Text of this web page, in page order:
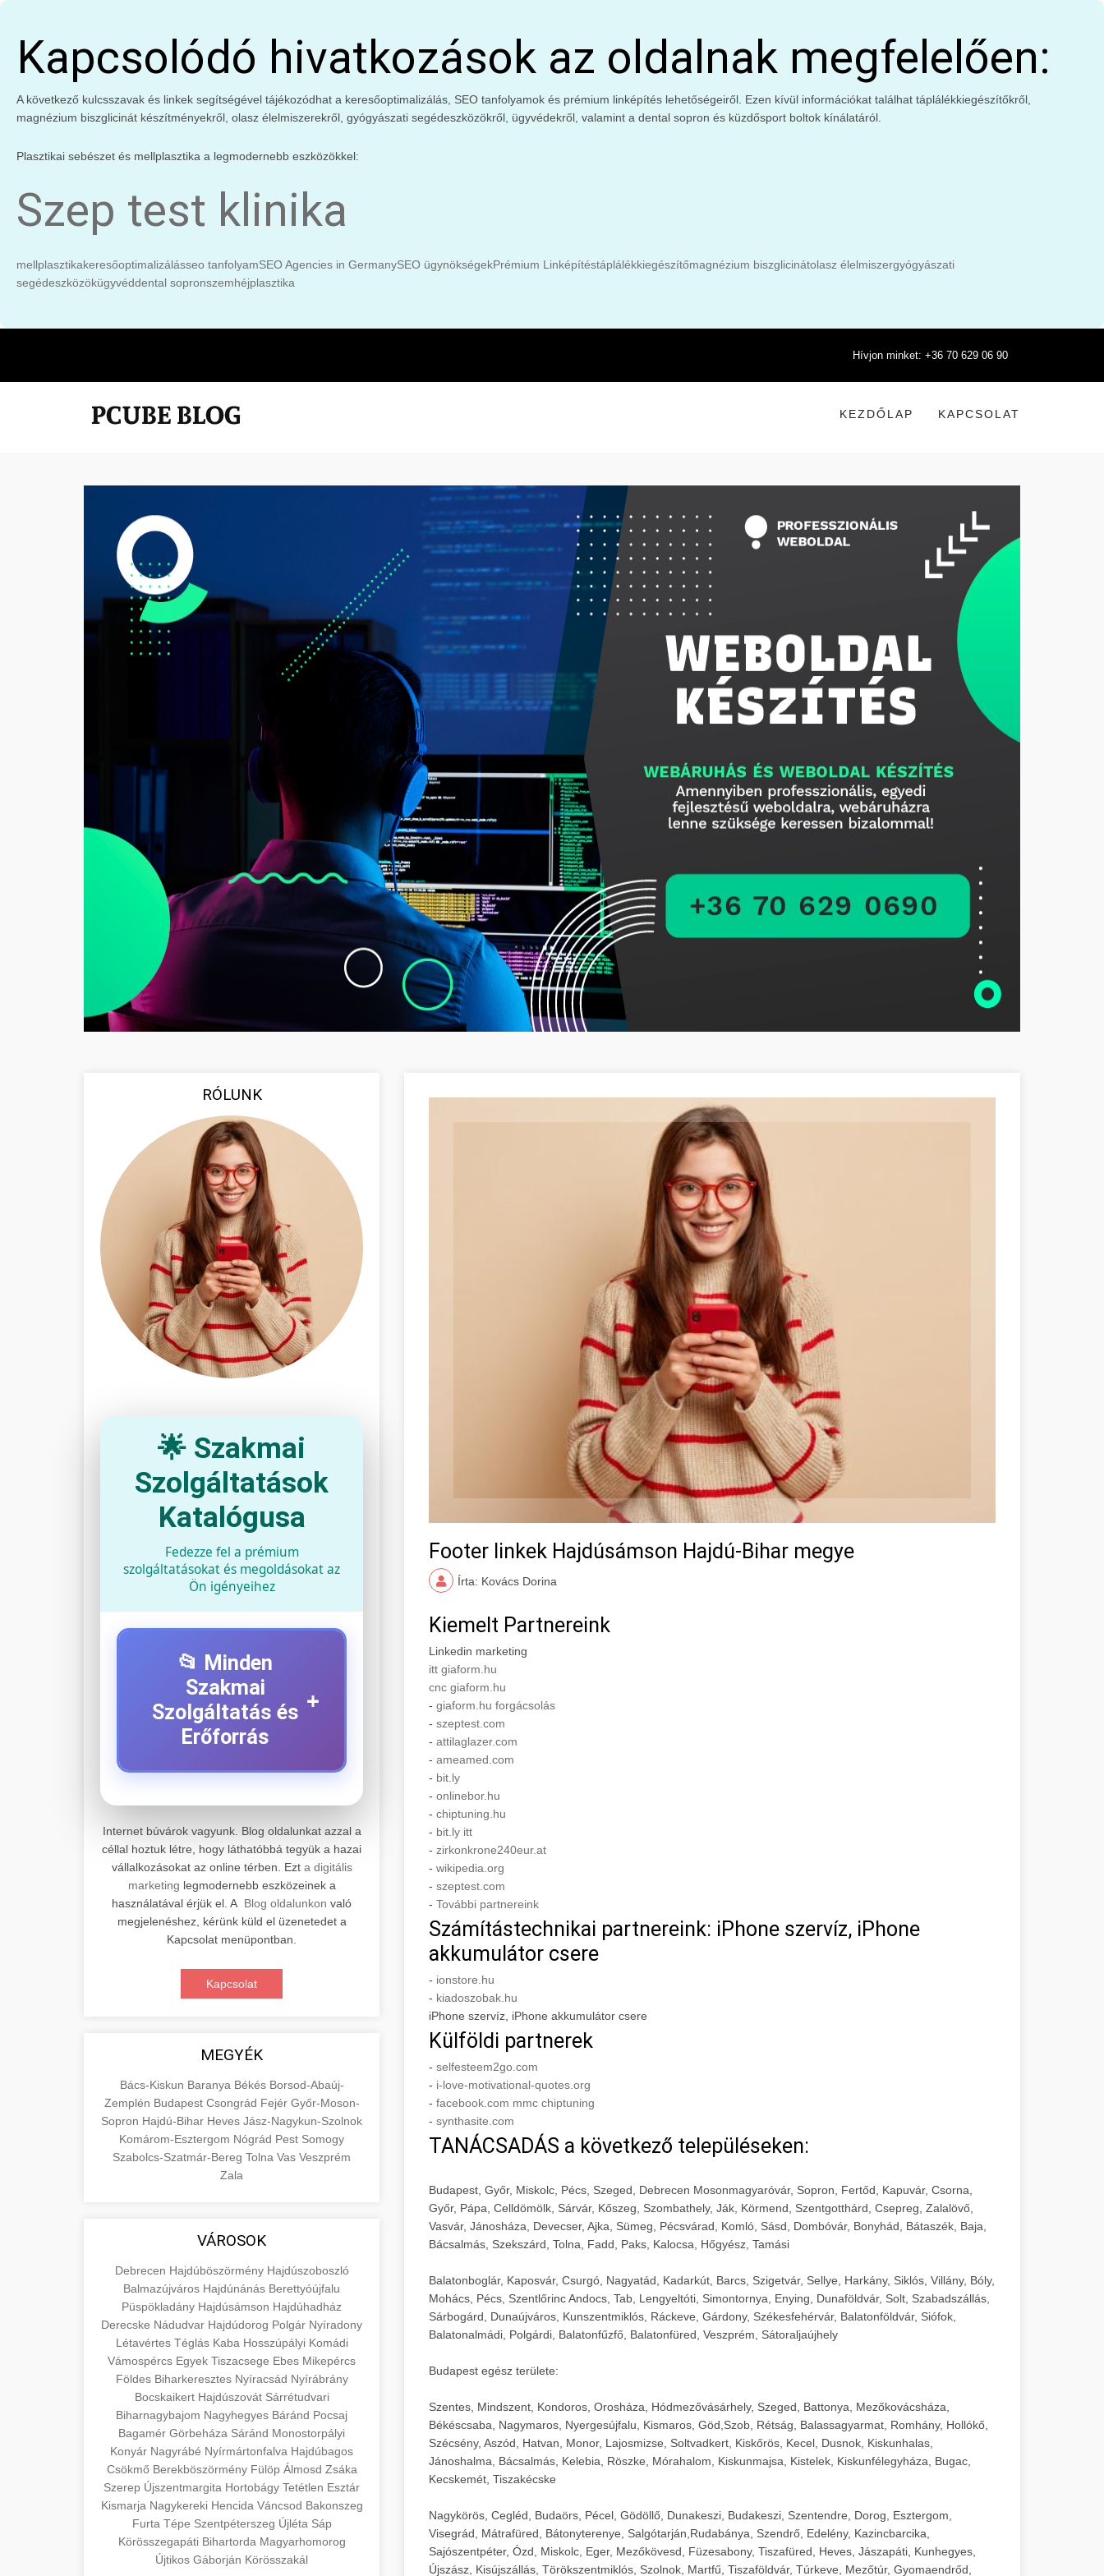
Kapcsolódó hivatkozások az oldalnak megfelelően:
A következő kulcsszavak és linkek segítségével tájékozódhat a keresőoptimalizálás, SEO tanfolyamok és prémium linképítés lehetőségeiről. Ezen kívül információkat találhat táplálékkiegészítőkről,
magnézium biszglicinát készítményekről, olasz élelmiszerekről, gyógyászati segédeszközökről, ügyvédekről, valamint a dental sopron és küzdősport boltok kínálatáról.
Plasztikai sebészet és mellplasztika a legmodernebb eszközökkel:
Szep test klinika
mellplasztikakeresőoptimalizálásseo tanfolyamSEO Agencies in GermanySEO ügynökségekPrémium Linképítéstáplálékkiegészítőmagnézium biszglicinátolasz élelmiszergyógyászati
segédeszközökügyvéddental sopronszemhéjplasztika
Hívjon minket: +36 70 629 06 90
KEZDŐLAP KAPCSOLAT
RÓLUNK
🌟 Szakmai
Szolgáltatások
Katalógusa
Fedezze fel a prémium
szolgáltatásokat és megoldásokat az
Ön igényeihez
📂 Minden
Szakmai
Szolgáltatás és
Erőforrás
+
+
Professzionális elektromos roller
javítási és karbantartási szolgáltatások.
Szakértő technikusaink minőségi
szervízt nyújtanak minden jelentős
márkához és modellhez.
Szervizközpont Látogatása
📊 2. Online Marketing
Ügynökség
+
Átfogó online marketing
közösségi média kezelést és digitális
hirdetéseket. Növekedés elérése
aimarketingugynokseg.hu
digitális ügynökségi szolgáltatások
🛴 3. Legjobb
Elektromos Roller
elektromos rollereket. Hasonlítsa össze
árakat megalapozott vásárlási
döntéshez.
Legjobb Modellek
Megtekintése
🔗 4. Prémium
Magas minőségű backlink beszerzési
szolgáltatások webhelye autoritásának
és keresőmotoros rangsorolásának
növeléséhez. Csak fehér kalapú
aimarketingugynokseg.hu
minőségi backlink szolgáltatás
📦 5. Termékek és
Szolgáltatások
+
fogalmait a közgazdaságtanban és az
üzleti életben. Ismerje meg a
terméktípusokat és szolgáltatási
kategóriákat.
en.wikipedia.org
gazdasági koncepciók
💶 6. EU-s Pénzek
Információk az EU finanszírozási
lehetőségeiről, pályázatokról és
pénzügyi támogatási programokról.
Maradjon tájékozott a vállalkozások és
projektek számára elérhető
forrásokról.
kozter.com - EU-s pénzek
EU pályázati programok
🚀 7. SEO Ügynökség +
Szakértő keresőmotor-optimalizálási
szolgáltatások webhelye
láthatóságának és organikus
forgalmának javításához. Technikai
SEO, tartalom optimalizálás és még sok
más.
onlinemarketing101.biz
keresési optimalizálási szakértők
💎 8. Mellplasztika +
Professzionális mellnagyobbítási
szolgáltatások tapasztalt sebészekkel.
Tudjon meg többet az eljárásokról, a
gyógyulásról és a konzultációs
lehetőségekről az esztétikai
fejlesztéshez.
szeptest.com
✨ 9. Hasplasztika +
Szakértő hasplasztikai eljárások
laposabb, feszesebb has eléréséhez.
Konzultáció minősített plasztikai
sebészekkel és átfogó utókezeléssel.
👁️ 10. Szemhéjplasztika+
Professzionális blefaroplasztikai
eljárások megjelenése frissítéséhez.
📈 11. Paciensek
Internet búvárok vagyunk. Blog oldalunkat azzal a
céllal hoztuk létre, hogy láthatóbbá tegyük a hazai
vállalkozásokat az online térben. Ezt a digitális
marketing legmodernebb eszközeinek a
használatával érjük el. A Blog oldalunkon való
megjelenéshez, kérünk küld el üzenetedet a
Kapcsolat menüpontban.
Kapcsolat
MEGYÉK
Bács-Kiskun Baranya Békés Borsod-Abaúj-
Zemplén Budapest Csongrád Fejér Győr-Moson-
Sopron Hajdú-Bihar Heves Jász-Nagykun-Szolnok
Komárom-Esztergom Nógrád Pest Somogy
Szabolcs-Szatmár-Bereg Tolna Vas Veszprém
Zala
VÁROSOK
Debrecen Hajdúböszörmény Hajdúszoboszló
Balmazújváros Hajdúnánás Berettyóújfalu
Püspökladány Hajdúsámson Hajdúhadház
Derecske Nádudvar Hajdúdorog Polgár Nyíradony
Létavértes Téglás Kaba Hosszúpályi Komádi
Vámospércs Egyek Tiszacsege Ebes Mikepércs
Földes Biharkeresztes Nyíracsád Nyírábrány
Bocskaikert Hajdúszovát Sárrétudvari
Biharnagybajom Nagyhegyes Báránd Pocsaj
Bagamér Görbeháza Sáránd Monostorpályi
Konyár Nagyrábé Nyírmártonfalva Hajdúbagos
Csökmő Berekböszörmény Fülöp Álmosd Zsáka
Szerep Újszentmargita Hortobágy Tetétlen Esztár
Kismarja Nagykereki Hencida Váncsod Bakonszeg
Furta Tépe Szentpéterszeg Újléta Sáp
Körösszegapáti Bihartorda Magyarhomorog
Újtikos Gáborján Körösszakál
Footer linkek Hajdúsámson Hajdú-Bihar megye
Írta: Kovács Dorina
Kiemelt Partnereink
Linkedin marketing
itt giaform.hu
cnc giaform.hu
- giaform.hu forgácsolás
- szeptest.com
- attilaglazer.com
- ameamed.com
- bit.ly
- onlinebor.hu
- chiptuning.hu
- bit.ly itt
- zirkonkrone240eur.at
- wikipedia.org
- szeptest.com
- További partnereink
Számítástechnikai partnereink: iPhone szervíz, iPhone
akkumulátor csere
- ionstore.hu
- kiadoszobak.hu
iPhone szervíz, iPhone akkumulátor csere
Külföldi partnerek
- selfesteem2go.com
- i-love-motivational-quotes.org
- facebook.com mmc chiptuning
- synthasite.com
TANÁCSADÁS a következő településeken:
Budapest, Győr, Miskolc, Pécs, Szeged, Debrecen Mosonmagyaróvár, Sopron, Fertőd, Kapuvár, Csorna,
Győr, Pápa, Celldömölk, Sárvár, Kőszeg, Szombathely, Ják, Körmend, Szentgotthárd, Csepreg, Zalalövő,
Vasvár, Jánosháza, Devecser, Ajka, Sümeg, Pécsvárad, Komló, Sásd, Dombóvár, Bonyhád, Bátaszék, Baja,
Bácsalmás, Szekszárd, Tolna, Fadd, Paks, Kalocsa, Hőgyész, Tamási
Balatonboglár, Kaposvár, Csurgó, Nagyatád, Kadarkút, Barcs, Szigetvár, Sellye, Harkány, Siklós, Villány, Bóly,
Mohács, Pécs, Szentlőrinc Andocs, Tab, Lengyeltóti, Simontornya, Enying, Dunaföldvár, Solt, Szabadszállás,
Sárbogárd, Dunaújváros, Kunszentmiklós, Ráckeve, Gárdony, Székesfehérvár, Balatonföldvár, Siófok,
Balatonalmádi, Polgárdi, Balatonfűzfő, Balatonfüred, Veszprém, Sátoraljaújhely
Budapest egész területe:
Szentes, Mindszent, Kondoros, Orosháza, Hódmezővásárhely, Szeged, Battonya, Mezőkovácsháza,
Békéscsaba, Nagymaros, Nyergesújfalu, Kismaros, Göd,Szob, Rétság, Balassagyarmat, Romhány, Hollókő,
Szécsény, Aszód, Hatvan, Monor, Lajosmizse, Soltvadkert, Kiskőrös, Kecel, Dusnok, Kiskunhalas,
Jánoshalma, Bácsalmás, Kelebia, Röszke, Mórahalom, Kiskunmajsa, Kistelek, Kiskunfélegyháza, Bugac,
Kecskemét, Tiszakécske
Nagykörös, Cegléd, Budaörs, Pécel, Gödöllő, Dunakeszi, Budakeszi, Szentendre, Dorog, Esztergom,
Visegrád, Mátrafüred, Bátonyterenye, Salgótarján,Rudabánya, Szendrő, Edelény, Kazincbarcika,
Sajószentpéter, Ózd, Miskolc, Eger, Mezőkövesd, Füzesabony, Tiszafüred, Heves, Jászapáti, Kunhegyes,
Újszász, Kisújszállás, Törökszentmiklós, Szolnok, Martfű, Tiszaföldvár, Túrkeve, Mezőtúr, Gyomaendrőd,